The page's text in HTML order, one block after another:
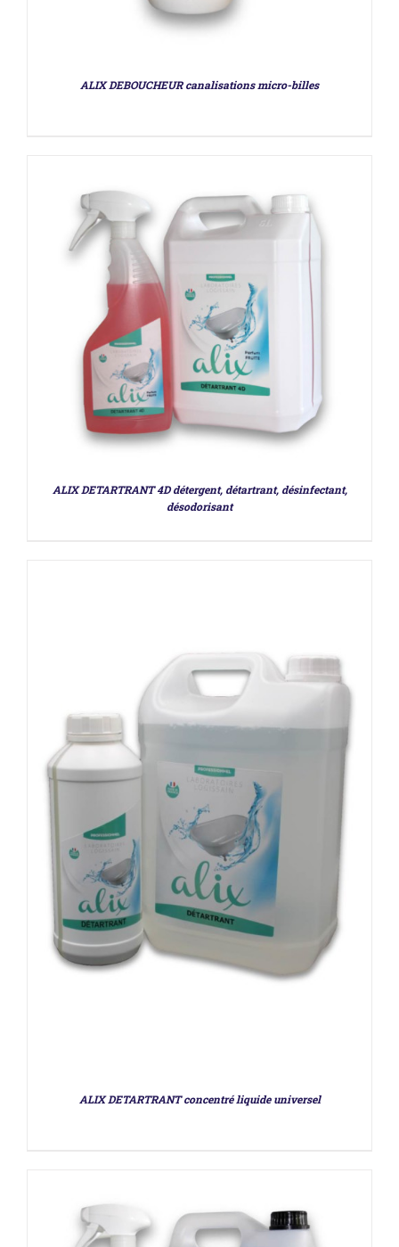
ALIX DEBOUCHEUR canalisations micro-billes
ALIX DETARTRANT 4D détergent, détartrant, désinfectant,
désodorisant
DÉTAILS
ALIX DETARTRANT concentré liquide universel